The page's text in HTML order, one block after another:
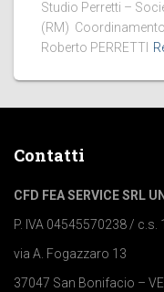
Studio Perretti –
(RM)
Roberto PERRETTI
Contatti
CFD FEA SERVICE SRL
P. IVA 04545570238 / c.s.
via A. Fogazzaro 13
37047 San Bonifacio –